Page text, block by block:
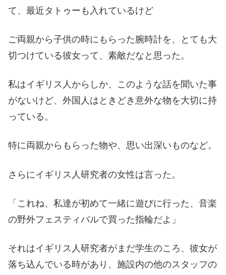
て、最近タトゥーも入れているけど
ご両親から子供の時にもらった腕時計を、とても大
切つけている彼女って、素敵だなと思った。
私はイギリス人からしか、このような話を聞いた事
がないけど、外国人はときどき意外な物を大切に持
っている。
特に両親からもらった物や、思い出深いものなど。
さらにイギリス人研究者の女性は言った。
「これね、私達が初めて一緒に遊びに行った、音楽
の野外フェスティバルで買った指輪だよ」
それはイギリス人研究者がまだ学生のころ、彼女が
落ち込んでいる時があり、施設内の他のスタッフの